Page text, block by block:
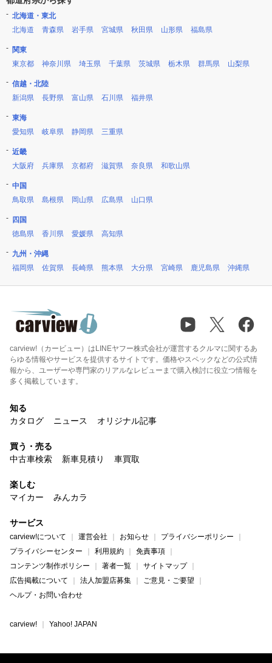
北海道・東北
北海道
青森県 岩手県 宮城県 秋田県 山形県 福島県
関東
東京都
神奈川県 埼玉県 千葉県 茨城県 栃木県 群馬県 山梨県
信越・北陸
新潟県
長野県 富山県 石川県 福井県
東海
愛知県
岐阜県 静岡県 三重県
近畿
大阪府
兵庫県 京都府 滋賀県 奈良県 和歌山県
中国
鳥取県
島根県 岡山県 広島県 山口県
四国
徳島県
香川県 愛媛県 高知県
九州・沖縄
福岡県
佐賀県 長崎県 熊本県 大分県 宮崎県 鹿児島県 沖縄県
carview!（カービュー）はLINEヤフー株式会社が運営するクルマに関するあ
らゆる情報やサービスを提供するサイトです。価格やスペックなどの公式情
報から、ユーザーや専門家のリアルなレビューまで購入検討に役立つ情報を
多く掲載しています。
知る
カタログ
ニュース オリジナル記事
買う・売る
中古車検索
新車見積り 車買取
楽しむ
マイカー
みんカラ
サービス
carview!について 運営会社 お知らせ
プライバシーポリシー
プライバシーセンター
利用規約
免責事項
コンテンツ制作ポリシー
著者一覧
サイトマップ
広告掲載について
法人加盟店募集
ご意見・ご要望
ヘルプ・お問い合わせ
carview! Yahoo! JAPAN